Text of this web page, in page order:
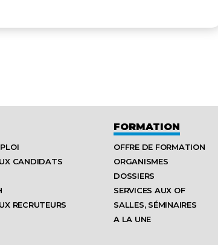
CANDIDATS
RECRUTEURS
FORMATION
OFFRE DE FORMATION
ORGANISMES
DOSSIERS
SERVICES AUX OF
SALLES, SÉMINAIRES
A LA UNE